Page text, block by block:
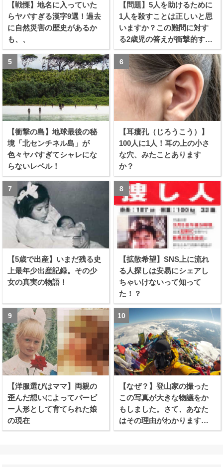
【戦慄】地名に入っていた
らヤバすぎる漢字9選！過去
に自然災害の歴史があるか
も、、
【問題】5人を助けるために
1人を殺すことは正しいと思
いますか？この難問に対す
る2歳児の答えが衝撃的すぎ
る！！
【衝撃の島】地球最後の秘
境「北センチネル島」が
色々ヤバすぎてシャレにな
らないレベル！
【耳瘻孔（じろうこう）】
100人に1人！耳の上の小さ
な穴、みたことあります
か？
【5歳で出産】いまだ残る史
上最年少出産記録。その少
女の真実の物語！
【拡散希望】SNS上に流れ
る人探しは安易にシェアし
ちゃいけないって知って
た！？
【洋服選びはママ】両親の
歪んだ想いによってバービ
ー人形として育てられた娘
の現在
【なぜ？】登山家の撮った
この写真が大きな物議をか
もしました。さて、あなた
はその理由がわかります
か？